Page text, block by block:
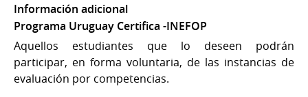
Información adicional
Programa Uruguay Certifica -INEFOP
Aquellos estudiantes que lo deseen podrán
participar, en forma voluntaria, de las instancias de
evaluación por competencias.